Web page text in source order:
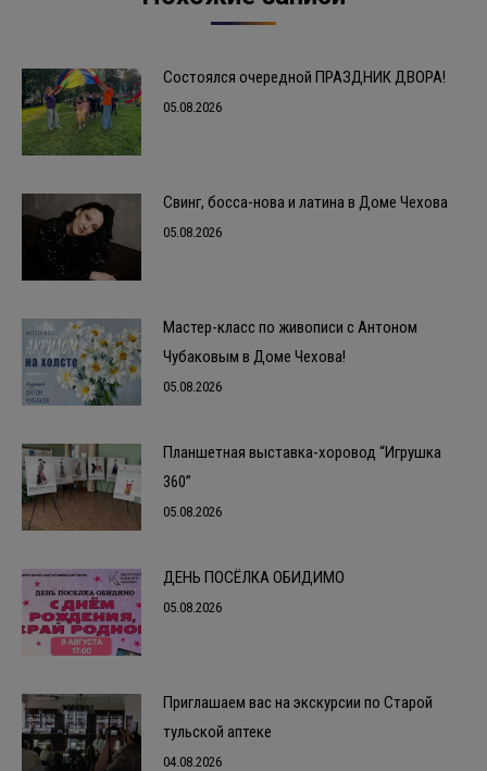
Состоялся очередной ПРАЗДНИК ДВОРА!
05.08.2026
Свинг, босса-нова и латина в Доме Чехова
05.08.2026
Мастер-класс по живописи с Антоном
Чубаковым в Доме Чехова!
05.08.2026
Планшетная выставка-хоровод “Игрушка
360”
05.08.2026
ДЕНЬ ПОСЁЛКА ОБИДИМО
05.08.2026
Приглашаем вас на экскурсии по Старой
тульской аптеке
04.08.2026